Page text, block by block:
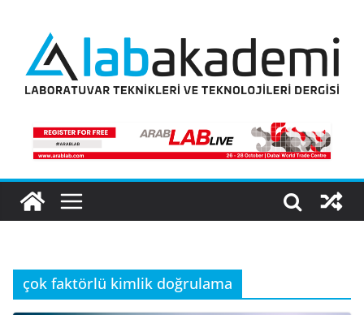
content
çok faktörlü kimlik doğrulama